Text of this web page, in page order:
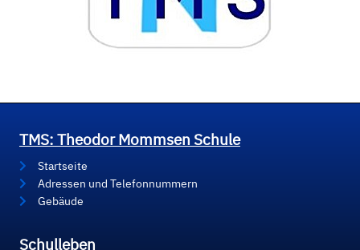
TMS: Theodor Mommsen Schule
Startseite
Adressen und Telefonnummern
Gebäude
Schulleben